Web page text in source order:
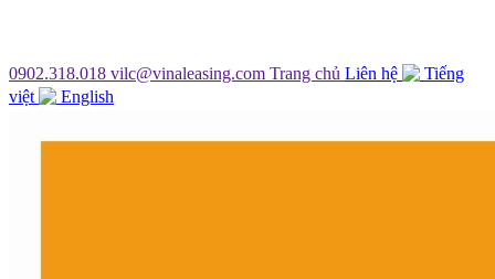
0902.318.018 vilc@vinaleasing.com Trang chủ Liên hệ
Tiếng
việt
English